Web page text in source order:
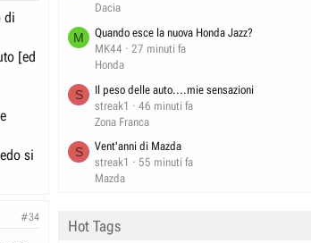
di
[ed
si
#34
Dacia
M
Quando esce la nuova Honda Jazz?
MK44
27 minuti fa
Honda
S
Il peso delle auto....mie sensazioni
streak1
46 minuti fa
Zona Franca
S
Vent'anni di Mazda
streak1
55 minuti fa
Mazda
Hot Tags